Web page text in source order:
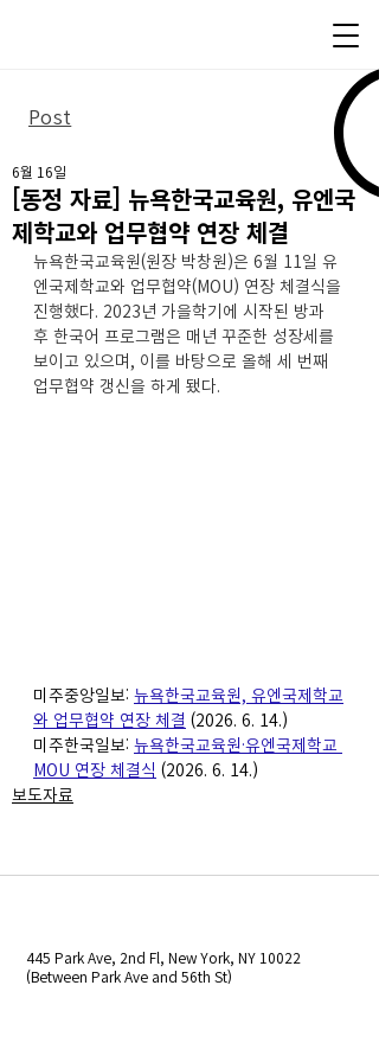
Post
[동정 자료] 뉴욕한국교육원, 유엔국
제학교와 업무협약 연장 체결
6월 16일
뉴욕한국교육원(원장 박창원)은 6월 11일 유
엔국제학교와 업무협약(MOU) 연장 체결식을
진행했다. 2023년 가을학기에 시작된 방과
후 한국어 프로그램은 매년 꾸준한 성장세를
보이고 있으며, 이를 바탕으로 올해 세 번째
업무협약 갱신을 하게 됐다.
미주중앙일보: 뉴욕한국교육원, 유엔국제학교
와 업무협약 연장 체결 (2026. 6. 14.)
미주한국일보: 뉴욕한국교육원·유엔국제학교
MOU 연장 체결식 (2026. 6. 14.)
보도자료
445 Park Ave, 2nd Fl, New York, NY 10022
(Between Park Ave and 56th St)